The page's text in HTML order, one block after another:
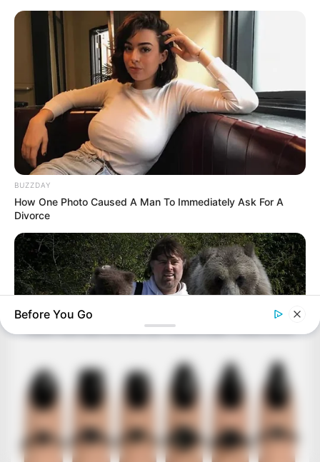
BUZZDAY
How One Photo Caused A Man To Immediately Ask For A
Divorce
BUZZ DAY
This Is What A Bear Did To The Man Who Saved A Bear Cub
Before You Go